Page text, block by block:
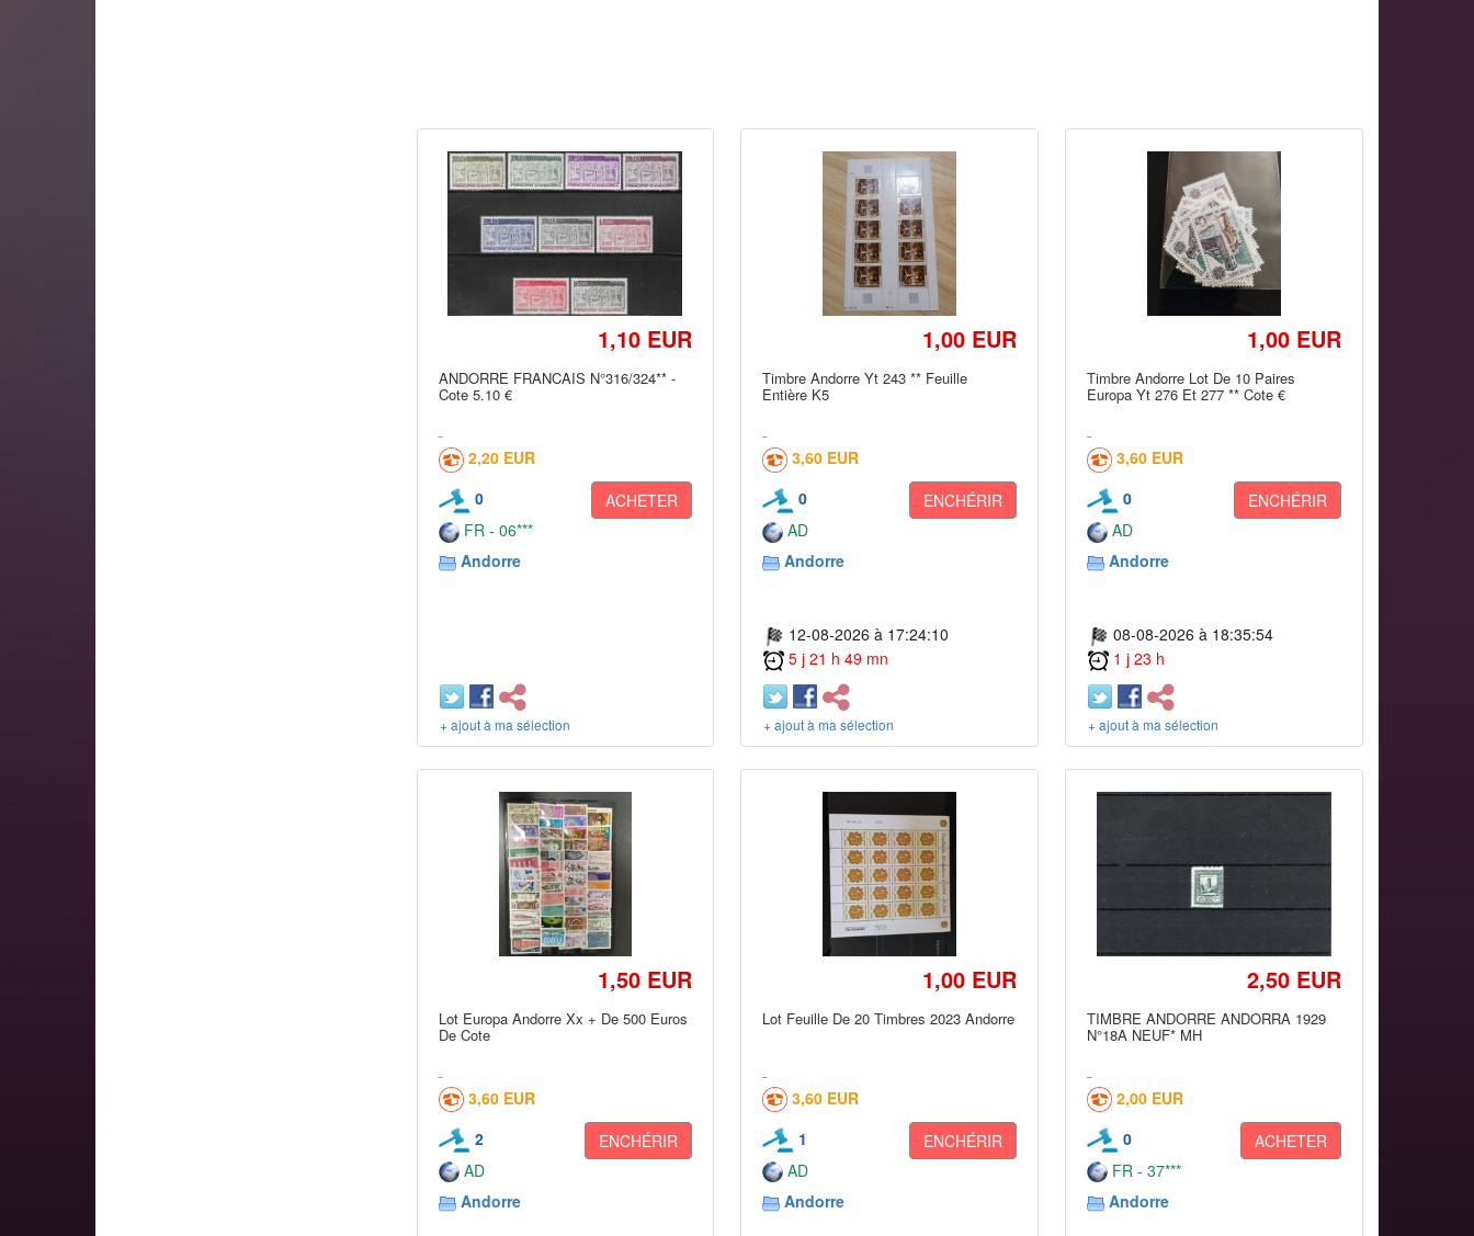
1,10 EUR
ANDORRE FRANCAIS N°316/324** -
Cote 5.10 €
2,20 EUR
0
ACHETER
FR - 06***
Andorre
+ ajout à ma sélection
1,00 EUR
Timbre Andorre Yt 243 ** Feuille
Entière K5
3,60 EUR
0
ENCHÉRIR
AD
Andorre
12-08-2026 à 17:24:10
5 j 21 h 49 mn
+ ajout à ma sélection
1,00 EUR
Timbre Andorre Lot De 10 Paires
Europa Yt 276 Et 277 ** Cote €
3,60 EUR
0
ENCHÉRIR
AD
Andorre
08-08-2026 à 18:35:54
1 j 23 h
+ ajout à ma sélection
1,50 EUR
Lot Europa Andorre Xx + De 500 Euros
De Cote
3,60 EUR
2
ENCHÉRIR
AD
Andorre
1,00 EUR
Lot Feuille De 20 Timbres 2023 Andorre
3,60 EUR
1
ENCHÉRIR
AD
Andorre
2,50 EUR
TIMBRE ANDORRE ANDORRA 1929
N°18A NEUF* MH
2,00 EUR
0
ACHETER
FR - 37***
Andorre